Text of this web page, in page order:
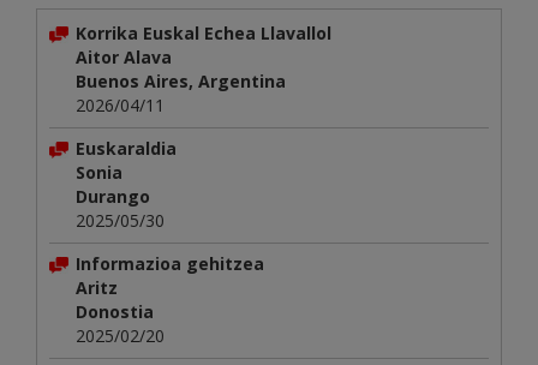
Korrika Euskal Echea Llavallol
Aitor Alava
Buenos Aires, Argentina
2026/04/11
Euskaraldia
Sonia
Durango
2025/05/30
Informazioa gehitzea
Aritz
Donostia
2025/02/20